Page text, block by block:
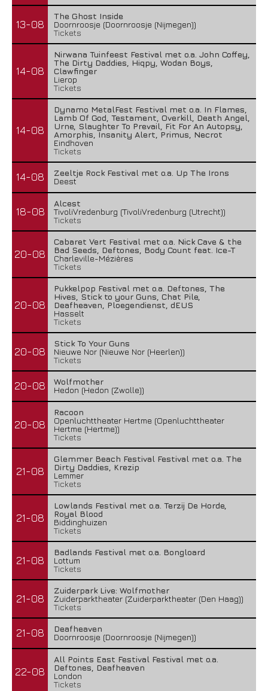
13-08
The Ghost Inside
Doornroosje (Doornroosje (Nijmegen))
Tickets
14-08
Nirwana Tuinfeest Festival met o.a. John Coffey,
The Dirty Daddies, Hiqpy, Wodan Boys,
Clawfinger
Lierop
Tickets
14-08
Dynamo MetalFest Festival met o.a. In Flames,
Lamb Of God, Testament, Overkill, Death Angel,
Urne, Slaughter To Prevail, Fit For An Autopsy,
Amorphis, Insanity Alert, Primus, Necrot
Eindhoven
Tickets
14-08
Zeeltje Rock Festival met o.a. Up The Irons
Deest
18-08
Alcest
TivoliVredenburg (TivoliVredenburg (Utrecht))
Tickets
20-08
Cabaret Vert Festival met o.a. Nick Cave & the
Bad Seeds, Deftones, Body Count feat. Ice-T
Charleville-Mézières
Tickets
20-08
Pukkelpop Festival met o.a. Deftones, The
Hives, Stick to your Guns, Chat Pile,
Deafheaven, Ploegendienst, dEUS
Hasselt
Tickets
20-08
Stick To Your Guns
Nieuwe Nor (Nieuwe Nor (Heerlen))
Tickets
20-08
Wolfmother
Hedon (Hedon (Zwolle))
20-08
Racoon
Openluchttheater Hertme (Openluchttheater
Hertme (Hertme))
Tickets
21-08
Glemmer Beach Festival Festival met o.a. The
Dirty Daddies, Krezip
Lemmer
Tickets
21-08
Lowlands Festival met o.a. Terzij De Horde,
Royal Blood
Biddinghuizen
Tickets
21-08
Badlands Festival met o.a. Bongloard
Lottum
Tickets
21-08
Zuiderpark Live: Wolfmother
Zuiderparktheater (Zuiderparktheater (Den Haag))
Tickets
21-08
Deafheaven
Doornroosje (Doornroosje (Nijmegen))
22-08
All Points East Festival Festival met o.a.
Deftones, Deafheaven
London
Tickets